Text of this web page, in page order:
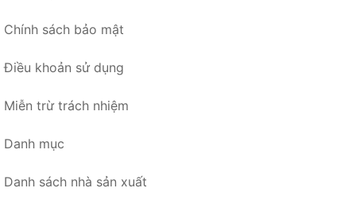
Chính sách bảo mật
Điều khoản sử dụng
Miễn trừ trách nhiệm
Danh mục
Danh sách nhà sản xuất